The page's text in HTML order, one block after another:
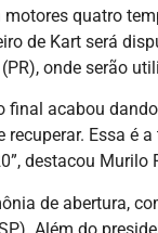
quatro
de Kart será
onde serão
acabou
Essa é
destacou Murilo
de abertura,